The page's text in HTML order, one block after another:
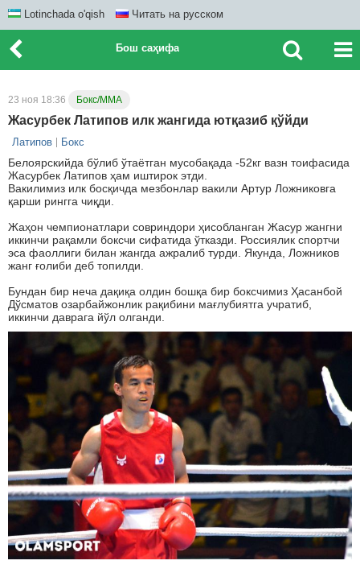
Lotinchada o'qish Читать на русском
Бош саҳифа
23 ноя 18:36 Бокс/ММА
Жасурбек Латипов илк жангида ютқазиб қўйди
Латипов Бокс
Белоярскийда бўлиб ўтаётган мусобақада -52кг вазн тоифасида
Жасурбек Латипов ҳам иштирок этди.
Вакилимиз илк босқичда мезбонлар вакили Артур Ложниковга
қарши рингга чиқди.
Жаҳон чемпионатлари совриндори ҳисобланган Жасур жангни
иккинчи рақамли боксчи сифатида ўтказди. Россиялик спортчи
эса фаоллиги билан жангда ажралиб турди. Якунда, Ложников
жанг ғолиби деб топилди.
Бундан бир неча дақиқа олдин бошқа бир боксчимиз Ҳасанбой
Дўсматов озарбайжонлик рақибини мағлубиятга учратиб,
иккинчи даврага йўл олганди.